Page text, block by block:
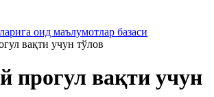
оид маълумотлар базаси
вақти учун тўлов
прогул вақти учун